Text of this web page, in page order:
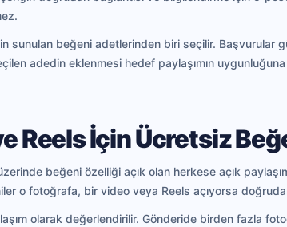
sunulan beğeni adetlerinden biri seçilir. Başvurular
adedin eklenmesi hedef paylaşımın
Reels İçin Ücretsiz
beğeni özelliği açık olan herkese açık
o fotoğrafa, bir video veya Reels açıyorsa
olarak değerlendirilir. Gönderide birden fazla